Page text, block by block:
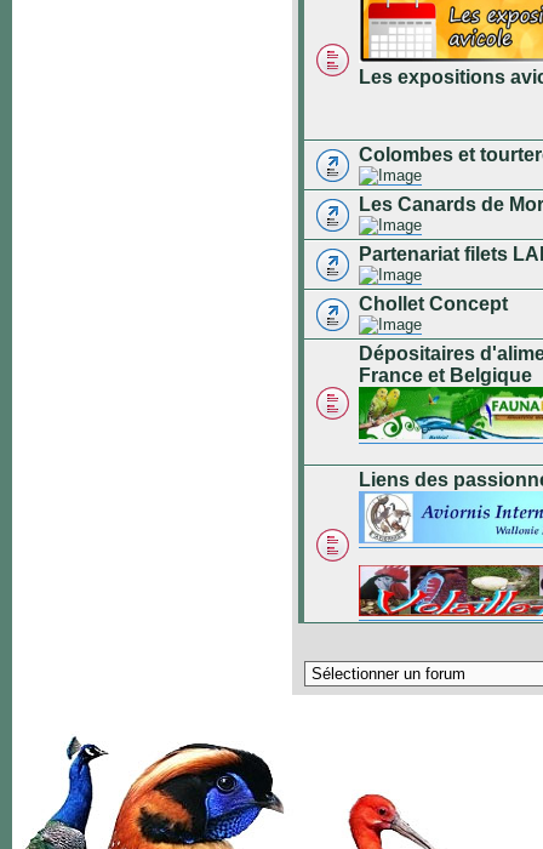
Les expositions
Colombes et
Les Canards de
Partenariat filets
Chollet Concept
Dépositaires
France et Belgique
Liens des